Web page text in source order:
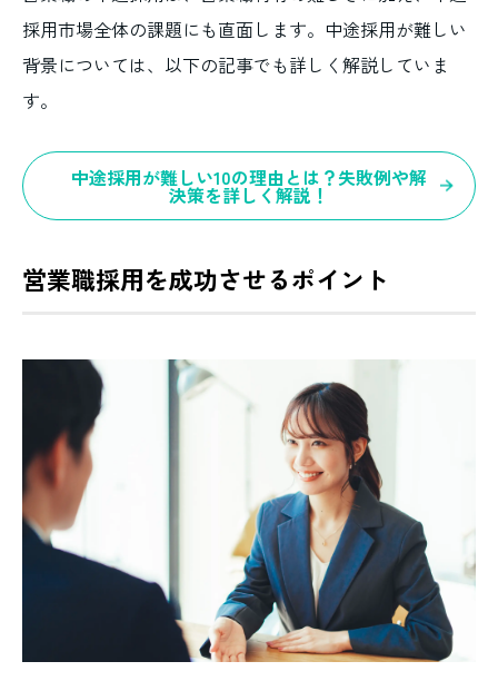
採用市場全体の課題にも直面します。中途採用が難しい
背景については、以下の記事でも詳しく解説していま
す。
中途採用が難しい10の理由とは？失敗例や解
決策を詳しく解説！
営業職採用を成功させるポイント